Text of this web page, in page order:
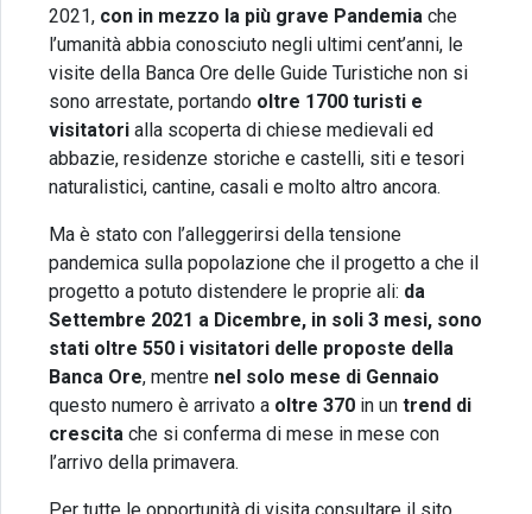
2021, con in mezzo la più grave Pandemia che
l’umanità abbia conosciuto negli ultimi cent’anni, le
visite della Banca Ore delle Guide Turistiche non si
sono arrestate, portando oltre 1700 turisti e
visitatori alla scoperta di chiese medievali ed
abbazie, residenze storiche e castelli, siti e tesori
naturalistici, cantine, casali e molto altro ancora.
Ma è stato con l’alleggerirsi della tensione
pandemica sulla popolazione che il progetto a che il
progetto a potuto distendere le proprie ali: da
Settembre 2021 a Dicembre, in soli 3 mesi, sono
stati oltre 550 i visitatori delle proposte della
Banca Ore, mentre nel solo mese di Gennaio
questo numero è arrivato a oltre 370 in un trend di
crescita che si conferma di mese in mese con
l’arrivo della primavera.